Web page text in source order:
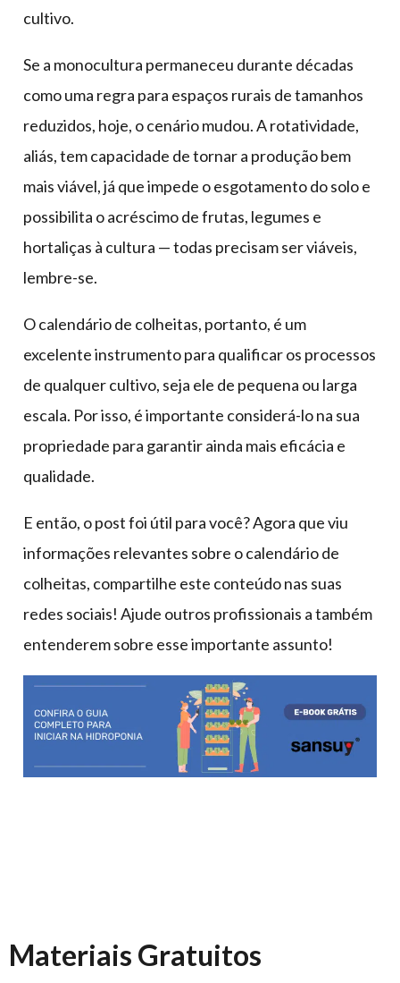
cultivo.
Se a monocultura permaneceu durante décadas
como uma regra para espaços rurais de tamanhos
reduzidos, hoje, o cenário mudou. A rotatividade,
aliás, tem capacidade de tornar a produção bem
mais viável, já que impede o esgotamento do solo e
possibilita o acréscimo de frutas, legumes e
hortaliças à cultura — todas precisam ser viáveis,
lembre-se.
O calendário de colheitas, portanto, é um
excelente instrumento para qualificar os processos
de qualquer cultivo, seja ele de pequena ou larga
escala. Por isso, é importante considerá-lo na sua
propriedade para garantir ainda mais eficácia e
qualidade.
E então, o post foi útil para você? Agora que viu
informações relevantes sobre o calendário de
colheitas, compartilhe este conteúdo nas suas
redes sociais! Ajude outros profissionais a também
entenderem sobre esse importante assunto!
Materiais Gratuitos